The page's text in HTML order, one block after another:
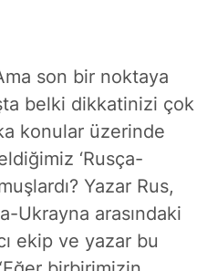
son bir noktaya
belki dikkatinizi çok
konular üzerinde
‘Rusça-
Yazar Rus,
Ukrayna arasındaki
ekip ve yazar bu